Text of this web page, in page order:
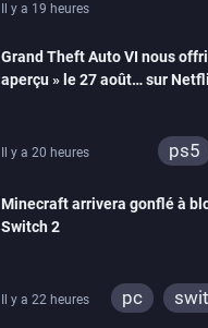
Il y a 19 heures
Grand Theft Auto VI nous
aperçu » le 27 août… sur
Il y a 20 heures ps5
Minecraft arrivera gonflé à
Switch 2
Il y a 22 heures pc